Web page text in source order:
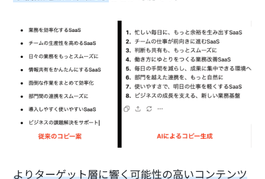
よりターゲット層に響く可能性の高いコンテンツ